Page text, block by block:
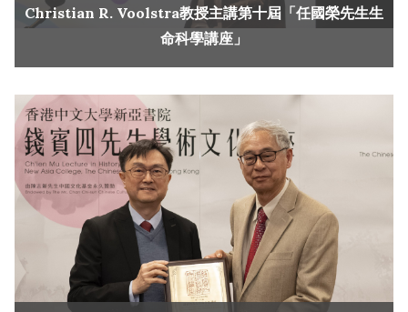
Christian R. Voolstra教授主講第十屆「任國榮先生生
命科學講座」